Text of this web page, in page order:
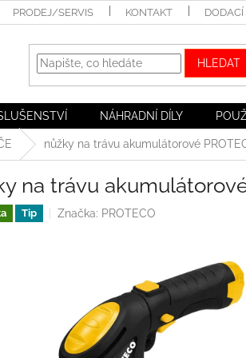
PRODEJ/SERVIS KONTAKT
HLEDAT
NÁHRADNÍ DÍLY
nůžky na trávu akumulátorové
na trávu
Tip Značka: PROTECO